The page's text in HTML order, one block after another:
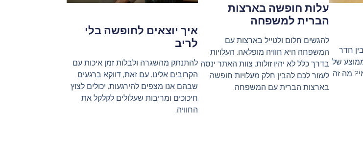
חדר
של
מה זה
עלות חופשה בארצות
הברית למשפחה
להגשים חלום ולטייל בארצות עם
המשפחה היא חוויה מופלאה. העלויות
בדרך כלל לא יהיו זולות. צוות האתר ינסה
לעזור לכם להבין חלק מעלויות חופשה
בארצות הברית עם המשפחה.
איך יוצאים לחופשה בלי
לריב
להתנתק מהשגרה ולבלות זמן איכות עם
הקרובים אלינו. עם זאת, דווקא ברגעים
שבהם אנו מצפים להירגעות, יכולים לצוץ
חיכוכים ומריבות שעלולים לקלקל את
החוויה.